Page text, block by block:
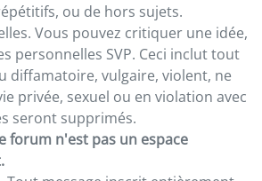
ou de hors sujets.
Vous pouvez critiquer une idée,
personnelles SVP. Ceci inclut tout
diffamatoire, vulgaire, violent, ne
privée, sexuel ou en violation avec
seront supprimés.
forum n'est pas un espace